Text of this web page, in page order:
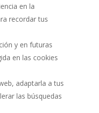
en la
recordar tus
y en futuras
en las cookies
adaptarla a tus
las búsquedas